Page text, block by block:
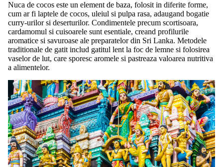
Nuca de cocos este un element de baza, folosit in diferite forme,
cum ar fi laptele de cocos, uleiul si pulpa rasa, adaugand bogatie
curry-urilor si deserturilor. Condimentele precum scortisoara,
cardamomul si cuisoarele sunt esentiale, creand profilurile
aromatice si savuroase ale preparatelor din Sri Lanka. Metodele
traditionale de gatit includ gatitul lent la foc de lemne si folosirea
vaselor de lut, care sporesc aromele si pastreaza valoarea nutritiva
a alimentelor.